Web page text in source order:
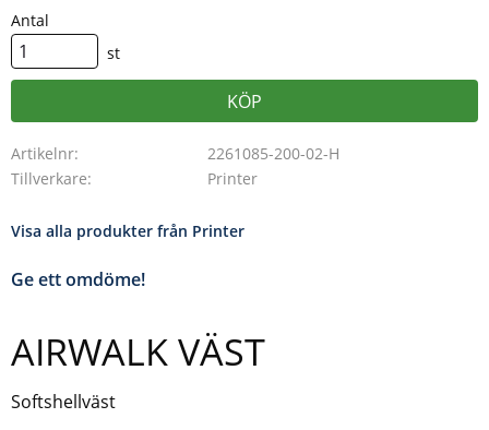
Antal
st
KÖP
Artikelnr
2261085-200-02-H
Tillverkare
Printer
Visa alla produkter från Printer
Ge ett omdöme!
AIRWALK VÄST
Softshellväst